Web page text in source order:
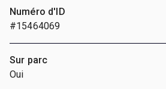
Numéro d'ID
#15464069
Sur parc
Oui